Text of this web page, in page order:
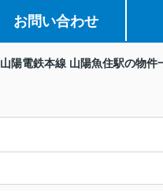
お問い合わせ
山陽電鉄本線 山陽魚住駅の物件